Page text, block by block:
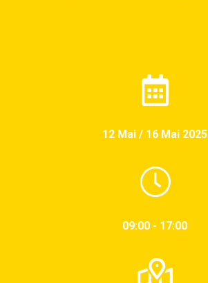
12 Mai / 16 Mai 2025
09:00 - 17:00